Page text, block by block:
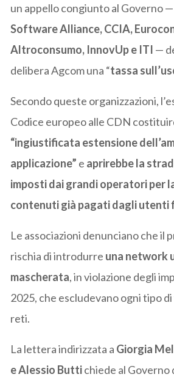
un appello congiunto al Governo
Software Alliance, CCIA,
Altroconsumo, InnovUp e ITI —
delibera Agcom una “tassa
Secondo queste organizzazioni,
Codice europeo alle CDN
“ingiustificata estensione
applicazione” e aprirebbe la
imposti dai grandi operatori per
contenuti già pagati dagli utenti
Le associazioni denunciano che il
rischia di introdurre una network
mascherata, in violazione degli
2025, che escludevano ogni tipo
reti.
La lettera indirizzata a Giorgia
e Alessio Buttichiede al Governo